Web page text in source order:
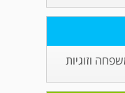
וזוגיות